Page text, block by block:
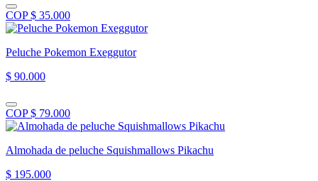
COP $ 35.000
Peluche Pokemon Exeggutor
$ 90.000
COP $ 79.000
Almohada de peluche Squishmallows Pikachu
$ 195.000